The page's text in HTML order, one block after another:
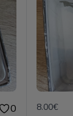
0 8.00€